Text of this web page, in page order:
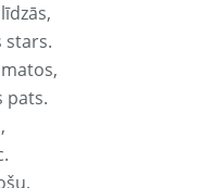
stars.
pats.